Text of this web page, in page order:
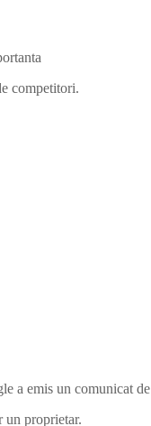
competitori.
a emis un comunicat de
un proprietar.